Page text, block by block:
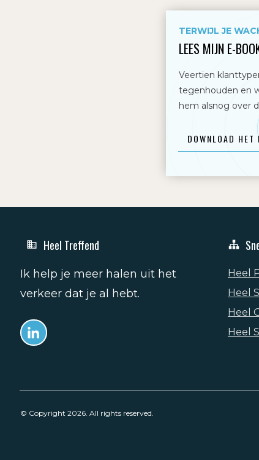
TERWIJL JE
LEES MIJN E-
Veertien
tegenhouden en
hem alsnog over
DOWNLOAD HET
Heel Treffend
Ik help je meer halen uit het
verkeer dat je al hebt.
Heel
Heel
Heel
Heel
© Copyright 2026 . All rights reserved.